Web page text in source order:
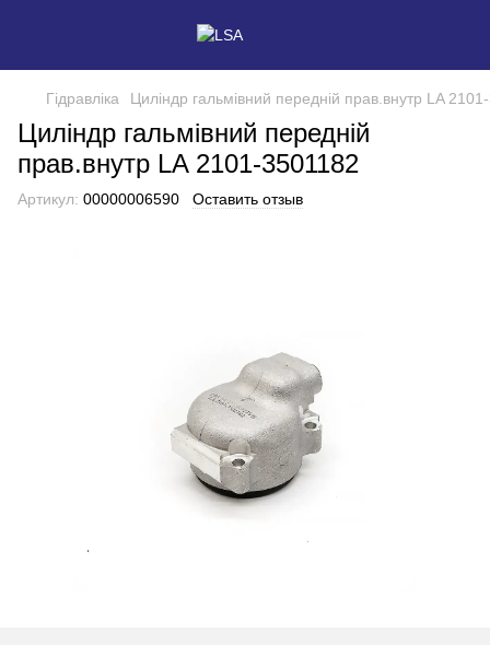
Гідравліка Циліндр гальмівний передній прав.внутр LA
Циліндр гальмівний передній
прав.внутр LA 2101-3501182
Артикул: 00000006590 Оставить отзыв